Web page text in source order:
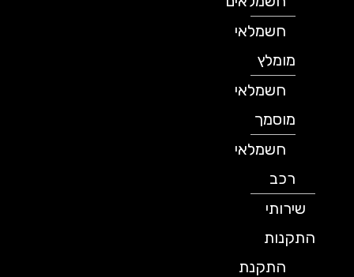
חשמלאי
מומלץ
חשמלאי
מוסמך
חשמלאי
שירותי
התקנות
התקנת